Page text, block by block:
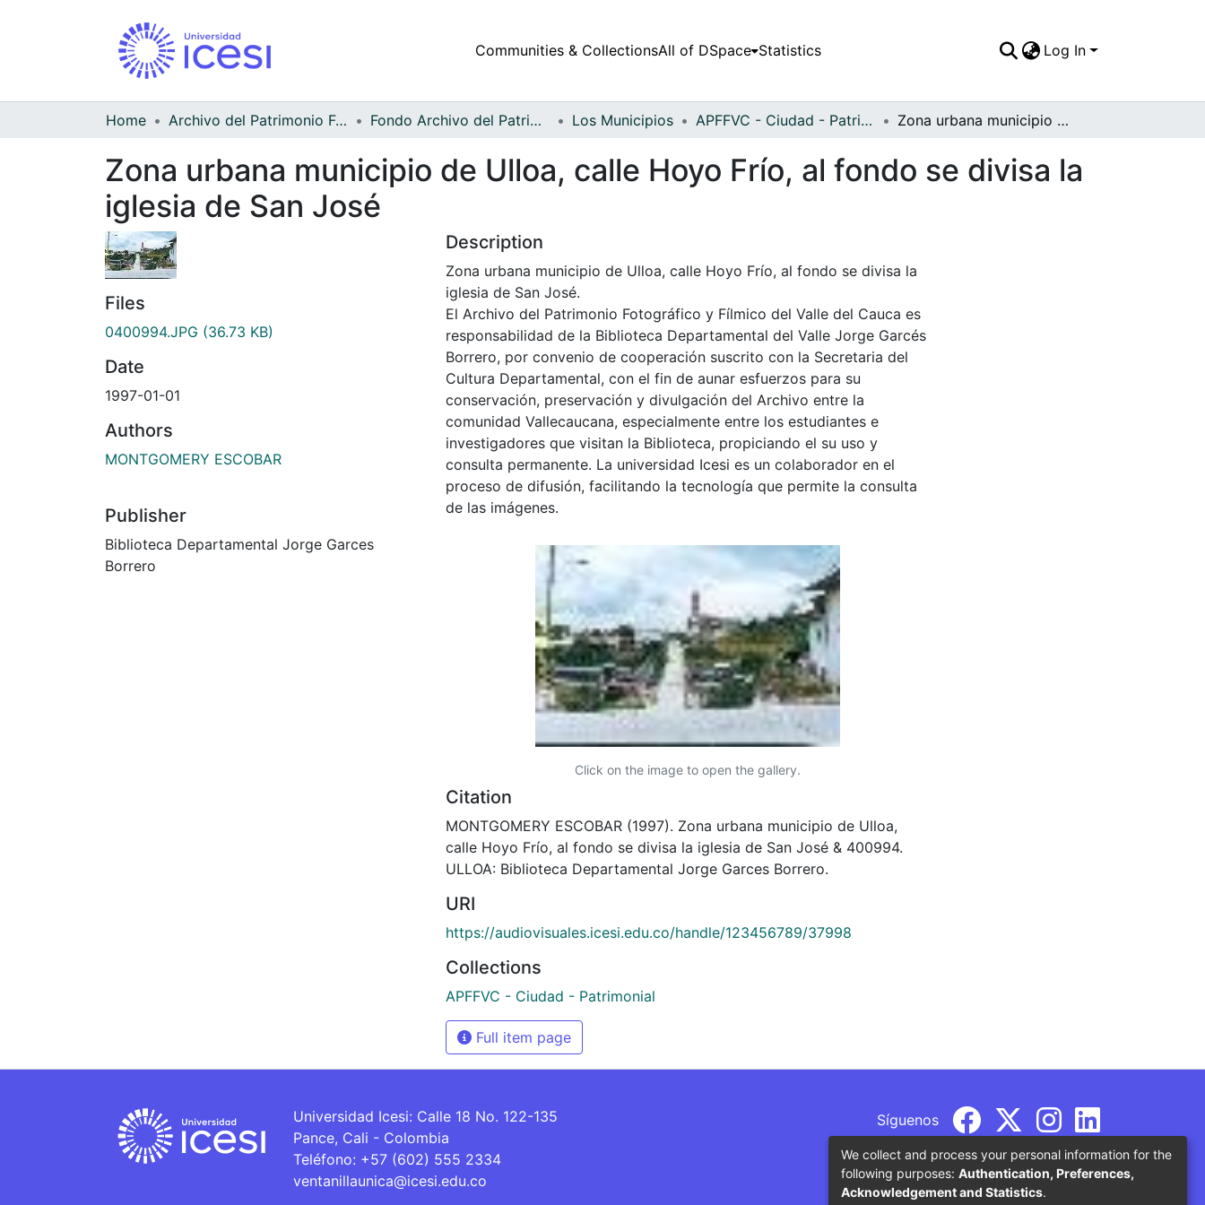
Communities & CollectionsAll of DSpace Statistics Log In
Home Archivo del Patrimonio Fotográfico y Fílmico del Valle del Cauca Fondo Archivo del Patrimonio Fotográfico y Fílmico del Valle del Cauca Los Municipios APFFVC - Ciudad - Patrimonial Zona urbana municipio de Ulloa, calle Hoyo Frío, al fondo se divisa la iglesia de San José
Zona urbana municipio de Ulloa, calle Hoyo Frío, al fondo se divisa la
iglesia de San José
Files
0400994.JPG (36.73 KB)
Date
1997-01-01
Authors
MONTGOMERY ESCOBAR
Publisher
Biblioteca Departamental Jorge Garces
Borrero
Description
Zona urbana municipio de Ulloa, calle Hoyo Frío, al fondo se divisa la
iglesia de San José.
El Archivo del Patrimonio Fotográfico y Fílmico del Valle del Cauca es
responsabilidad de la Biblioteca Departamental del Valle Jorge Garcés
Borrero, por convenio de cooperación suscrito con la Secretaria del
Cultura Departamental, con el fin de aunar esfuerzos para su
conservación, preservación y divulgación del Archivo entre la
comunidad Vallecaucana, especialmente entre los estudiantes e
investigadores que visitan la Biblioteca, propiciando el su uso y
consulta permanente. La universidad Icesi es un colaborador en el
proceso de difusión, facilitando la tecnología que permite la consulta
de las imágenes.
Click on the image to open the gallery.
Citation
MONTGOMERY ESCOBAR (1997). Zona urbana municipio de Ulloa,
calle Hoyo Frío, al fondo se divisa la iglesia de San José & 400994.
ULLOA: Biblioteca Departamental Jorge Garces Borrero.
URI
https://audiovisuales.icesi.edu.co/handle/123456789/37998
Collections
APFFVC - Ciudad - Patrimonial
Full item page
Universidad Icesi: Calle 18 No. 122-135
Pance, Cali - Colombia
Teléfono: +57 (602) 555 2334
ventanillaunica@icesi.edu.co
Síguenos
We collect and process your personal information for the
following purposes: Authentication, Preferences,
Acknowledgement and Statistics.